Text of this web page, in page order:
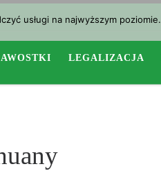
LEGALIZACJA
usługi na najwyższym poziomie.